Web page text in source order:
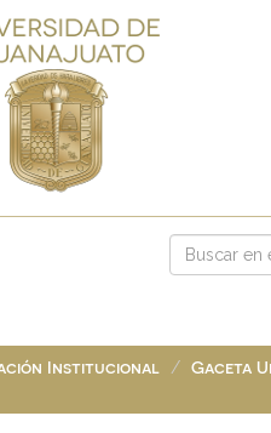
Institucional
Gaceta